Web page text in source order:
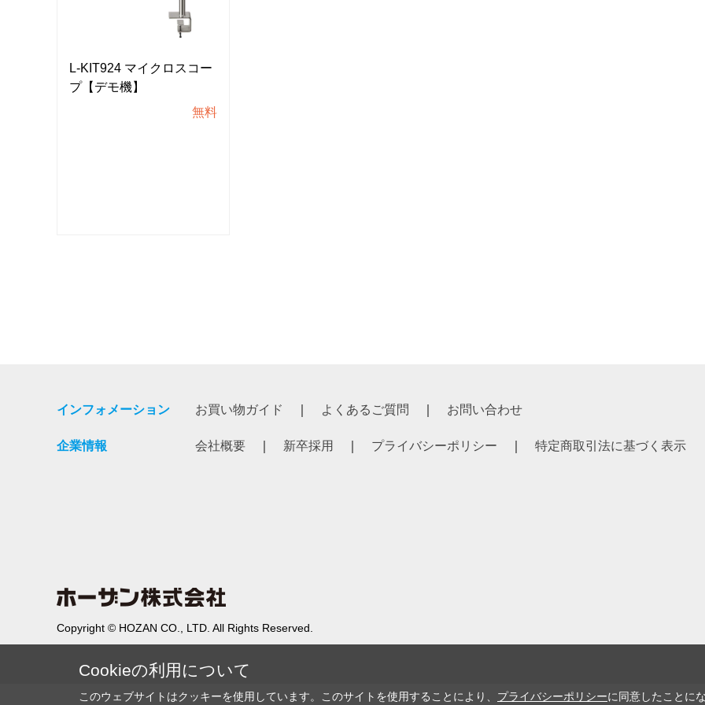
L-KIT924 マイクロスコー
プ【デモ機】
無料
インフォメーション お買い物ガイド よくあるご質問 お問い合わせ
企業情報 会社概要 新卒採用 プライバシーポリシー 特定商取引法に基づく表示
Copyright © HOZAN CO., LTD. All Rights Reserved.
Cookieの利用について
このウェブサイトはクッキーを使用しています。このサイトを使用することにより、 プライバシーポリシーに同意したことに